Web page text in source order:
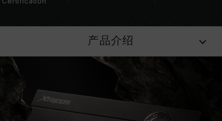
请确认您的主板与处理器支持对应的超频技术
（XMP 3.0 / EXPO），否则内存可能无法达到标
十铨科技的内存模块皆在正常电压情况下进行验
证，若有处理器或主板故障状况，请联系处理器或
主板相关售后服务。
产品介绍